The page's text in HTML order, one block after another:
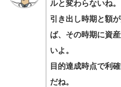
ルと変わらないね。
引き出し時期と額
ば、その時期に資
いよ。
目的達成時点で利
だね。